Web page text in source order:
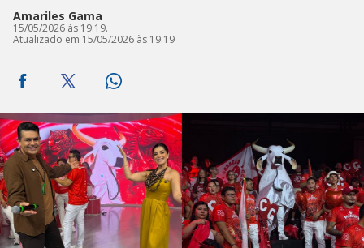
Amariles Gama
15/05/2026 às 19:19.
Atualizado em 15/05/2026 às 19:19